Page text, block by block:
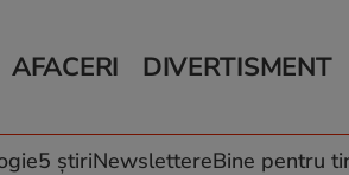
AFACERI
Auto
Locuri de muncă
DIVERTISMENT
Horoscop
Muzică și Filme
5 știriNewslettereBine pentru